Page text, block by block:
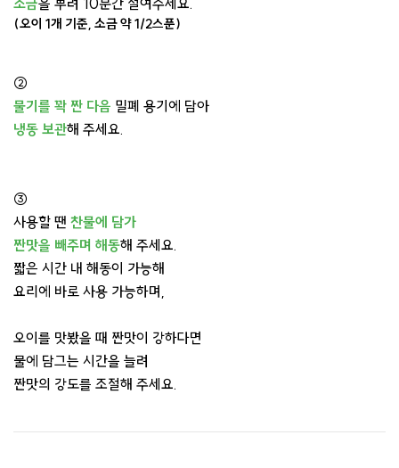
소금을 뿌려 10분간 절여주세요.
(오이 1개 기준, 소금 약 1/2스푼)
②
물기를 꽉 짠 다음 밀폐 용기에 담아
냉동 보관해 주세요.
③
사용할 땐 찬물에 담가
짠맛을 빼주며 해동해 주세요.
짧은 시간 내 해동이 가능해
요리에 바로 사용 가능하며,
오이를 맛봤을 때 짠맛이 강하다면
물에 담그는 시간을 늘려
짠맛의 강도를 조절해 주세요.